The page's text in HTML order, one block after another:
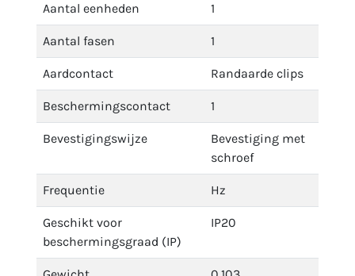
Aantal eenheden 1
Aantal fasen 1
Aardcontact Randaarde clips
Beschermingscontact 1
Bevestigingswijze
Bevestiging met
schroef
Frequentie Hz
Geschikt voor
beschermingsgraad (IP)
IP20